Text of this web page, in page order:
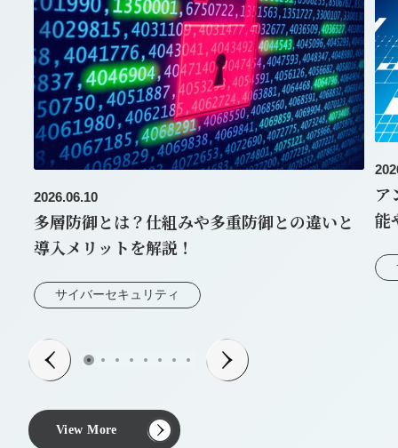
2026.06.10
多層防御とは？仕組みや多重防御との違いと
導入メリットを解説！
サイバーセキュリティ
ア
能
View More